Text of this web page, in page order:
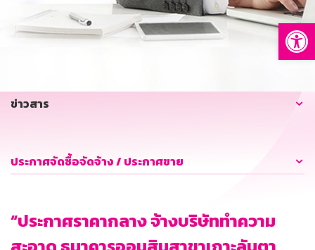
บริการทางการเงิน
อื่นๆ
ข่าวสาร
ประกาศจัดซื้อจัดจ้าง / ประกาศขาย
“ประกาศราคากลาง จ้างบริษัททำความ